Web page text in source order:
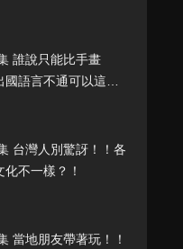
誰說只能比手畫
國語言不通可以這樣
台灣人別驚訝！！各
化不一樣？！
當地朋友帶著玩！！